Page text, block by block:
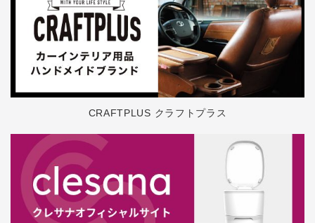
CRAFTPLUS クラフトプラス